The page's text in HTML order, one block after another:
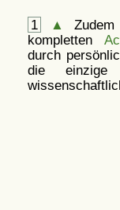
1 ▲
kompletten
durch
die einzige